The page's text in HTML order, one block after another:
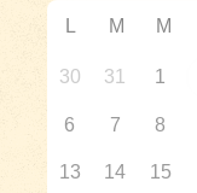
L M M
30 31 1
6 7 8
13 14 15